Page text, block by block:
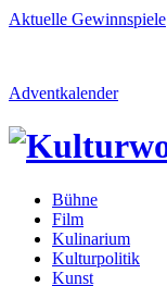
Aktuelle Gewinnspiele
Adventkalender
Bühne
Film
Kulinarium
Kulturpolitik
Kunst